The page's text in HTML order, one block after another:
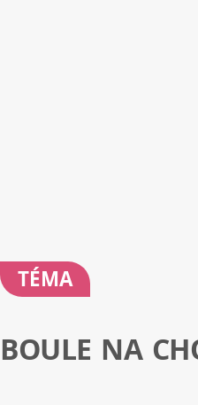
TÉMA
BOULE NA